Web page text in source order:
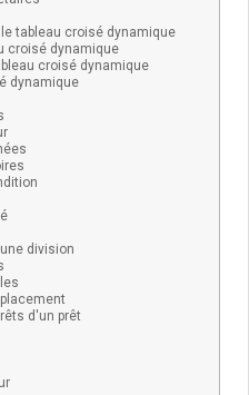
tableau croisé dynamique
croisé dynamique
croisé dynamique
dynamique
division
d'un prêt